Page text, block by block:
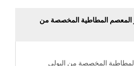
المعصم المطاطية المخصصة من
المخصصة من البولي